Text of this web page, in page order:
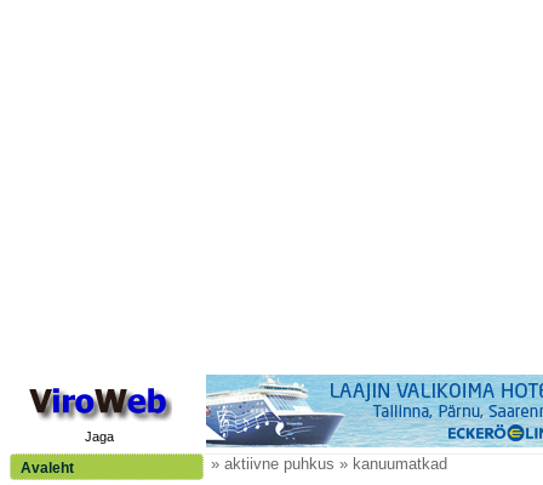
Jaga
Avaleht
» aktiivne puhkus » kanuumatkad